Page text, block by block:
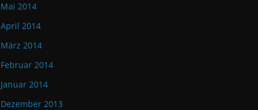
Mai 2014
April 2014
März 2014
Februar 2014
Januar 2014
Dezember 2013